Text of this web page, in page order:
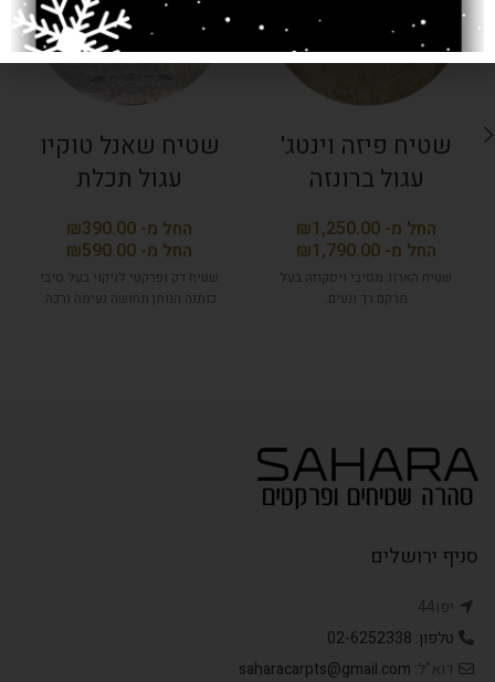
שטיח פיזה וינטג'
עגול ברונזה
₪
₪
שטיח הארוג מסיבי ויסקוזה בעל
מרקם רך ונעים.
שטיח שאנל טוקיו
עגול תכלת
₪
₪
שטיח דק ופרקטי לניקוי בעל סיבי
כותנה הנותן תחושה נעימה ורכה.
סניף ירושלים
יפו44
טלפון: 02-6252338
דוא"ל: saharacarpts@gmail.com